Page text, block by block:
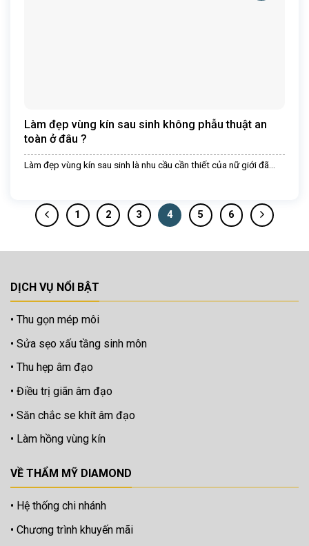
Làm đẹp vùng kín sau sinh không phẫu thuật an
toàn ở đâu ?
Làm đẹp vùng kín sau sinh là nhu cầu cần thiết của nữ giới đã...
1 2 3 4 5 6
DỊCH VỤ NỔI BẬT
Thu gọn mép môi
Sửa sẹo xấu tầng sinh môn
Thu hẹp âm đạo
Điều trị giãn âm đạo
Săn chắc se khít âm đạo
Làm hồng vùng kín
VỀ THẨM MỸ DIAMOND
Hệ thống chi nhánh
Chương trình khuyến mãi